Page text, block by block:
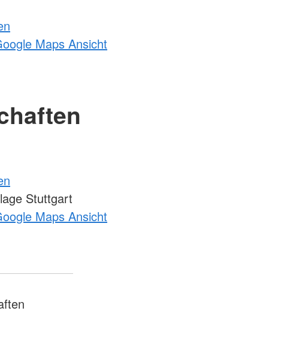
Maps Ansicht
Stuttgart
Maps Ansicht